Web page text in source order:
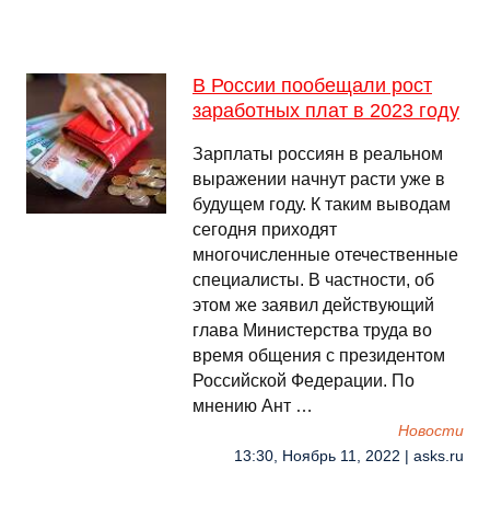
В России пообещали рост
заработных плат в 2023 году
Зарплаты россиян в реальном
выражении начнут расти уже в
будущем году. К таким выводам
сегодня приходят
многочисленные отечественные
специалисты. В частности, об
этом же заявил действующий
глава Министерства труда во
время общения с президентом
Российской Федерации. По
мнению Ант …
Новости
13:30, Ноябрь 11, 2022 | asks.ru